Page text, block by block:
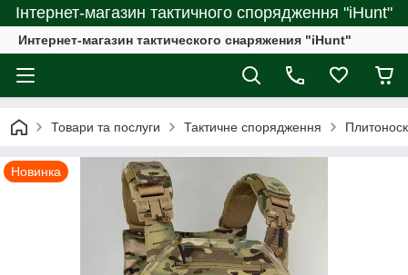
Інтернет-магазин тактичного спорядження "iHunt"
Интернет-магазин тактического снаряжения "iHunt"
Товари та послуги Тактичне спорядження
Новинка